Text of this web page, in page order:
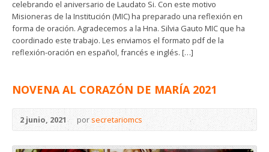
celebrando el aniversario de Laudato Si. Con este motivo
Misioneras de la Institución (MIC) ha preparado una reflexión en
forma de oración. Agradecemos a la Hna. Silvia Gauto MIC que ha
coordinado este trabajo. Les enviamos el formato pdf de la
reflexión-oración en español, francés e inglés. […]
NOVENA AL CORAZÓN DE MARÍA 2021
2 junio, 2021 porsecretariomcs